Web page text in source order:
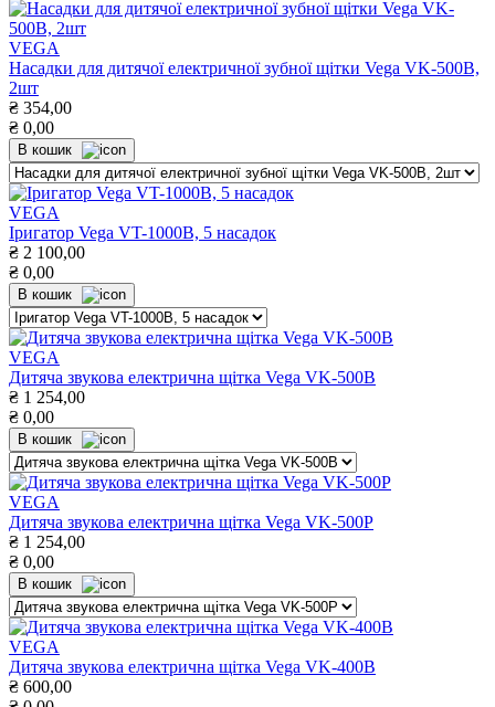
VEGA
Насадки для дитячої електричної зубної щітки Vega VK-500В,
2шт
₴ 354,00
₴ 0,00
В кошик
VEGA
Іригатор Vega VT-1000B, 5 насадок
₴ 2 100,00
₴ 0,00
В кошик
VEGA
Дитяча звукова електрична щітка Vega VK-500B
₴ 1 254,00
₴ 0,00
В кошик
VEGA
Дитяча звукова електрична щітка Vega VK-500P
₴ 1 254,00
₴ 0,00
В кошик
VEGA
Дитяча звукова електрична щітка Vega VK-400B
₴ 600,00